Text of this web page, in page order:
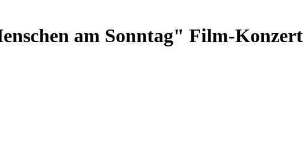
am Sonntag" Film-Konzert